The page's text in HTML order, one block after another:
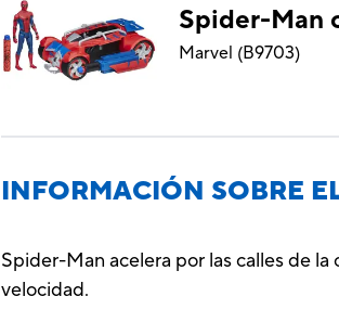
Spider-Man
Marvel (B9703)
INFORMACIÓN SOBRE
Spider-Man acelera por las calles de
velocidad.